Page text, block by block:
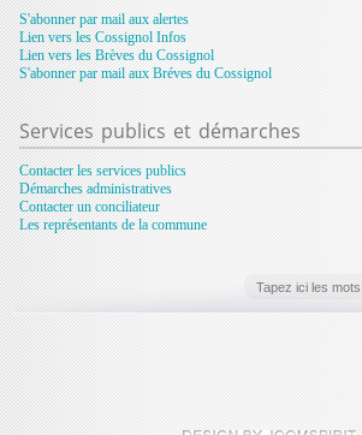
S'abonner par mail aux alertes
Lien vers les Cossignol Infos
Lien vers les Brèves du Cossignol
S'abonner par mail aux Bréves du Cossignol
Servicespublics et démarches
Contacter les services publics
Démarches administratives
Contacter un conciliateur
Les représentants de la commune